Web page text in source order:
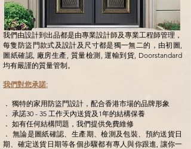
我們由設計到出品都是由專業設計師及專業工程師管理，
每隻防盜門款式及設計及尺寸都是獨一無二的，由初圖,
圖紙確認, 廠房生產, 質量檢測, 運輸到貨, Doorstandard
均有嚴謹的質量管制。
我們對您承諾:
． 獨特的家用防盜門設計，配合香港市場的品牌形象
． 承諾30 - 35 工作天內送貨及1年的結構保養
． 如有任何結構問題，我們提供免費維修
． 無論是圖紙確認、生產期、檢測及包裝、預約送貨日
期、確定送貨日期等各個步驟都有專人與你跟進, 讓你一